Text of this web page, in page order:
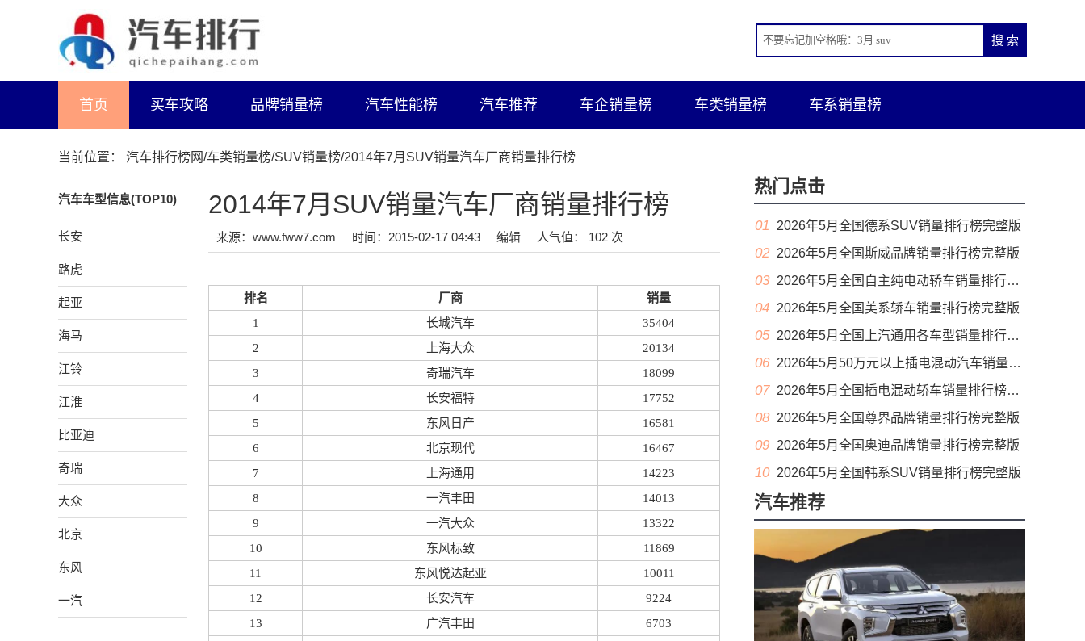
首页 买车攻略 品牌销量榜 汽车性能榜 汽车推荐 车企销量榜 车类销量榜 车系销量榜
当前位置： 汽车排行榜网/车类销量榜/SUV销量榜/2014年7月SUV销量汽车厂商销量排行榜
汽车车型信息(TOP10)
长安
路虎
起亚
海马
江铃
江淮
比亚迪
奇瑞
大众
北京
东风
一汽
2014年7月SUV销量汽车厂商销量排行榜
来源：www.fww7.com 时间：2015-02-17 04:43 编辑 人气值： 102 次
排名 厂商
销量
1
长城汽车
35404
2
上海大众
20134
3
奇瑞汽车
18099
4
长安福特
17752
5
东风日产
16581
6
北京现代
16467
7
上海通用
14223
8
一汽丰田
14013
9
一汽大众
13322
10
东风标致
11869
11
东风悦达起亚
10011
12
长安汽车
9224
13
广汽丰田
6703
热门点击
01 2026年5月全国德系SUV销量排行榜完整版
02 2026年5月全国斯威品牌销量排行榜完整版
03 2026年5月全国自主纯电动轿车销量排行榜完整版(出口量
04 2026年5月全国美系轿车销量排行榜完整版
05 2026年5月全国上汽通用各车型销量排行榜完整版
06 2026年5月50万元以上插电混动汽车销量排行榜（零售量）
07 2026年5月全国插电混动轿车销量排行榜完整版(出口量
08 2026年5月全国尊界品牌销量排行榜完整版
09 2026年5月全国奥迪品牌销量排行榜完整版
10 2026年5月全国韩系SUV销量排行榜完整版
汽车推荐